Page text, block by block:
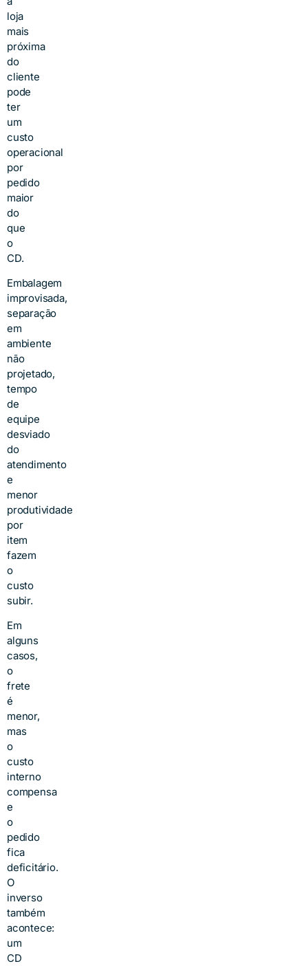
loja
mais
próxima
do
cliente
pode
ter
um
custo
operacional
por
pedido
maior
do
que
o
CD.
Embalagem
improvisada,
separação
em
ambiente
não
projetado,
tempo
de
equipe
desviado
do
atendimento
e
menor
produtividade
por
item
fazem
o
custo
subir.
Em
alguns
casos,
o
frete
é
menor,
mas
o
custo
interno
compensa
e
o
pedido
fica
deficitário.
O
inverso
também
acontece:
um
CD